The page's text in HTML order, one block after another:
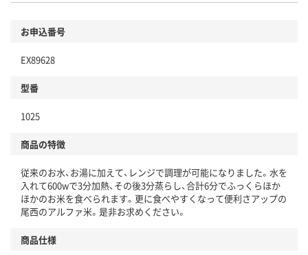
お申込番号
EX89628
型番
1025
商品の特徴
従来のお水、お湯に加えて、レンジで調理が可能になりました。水を
入れて600wで3分加熱、その後3分蒸らし、合計6分でふっくらほか
ほかのお米を食べられます。更に食べやすくなって便利さアップの
尾西のアルファ米。是非お求めください。
商品仕様